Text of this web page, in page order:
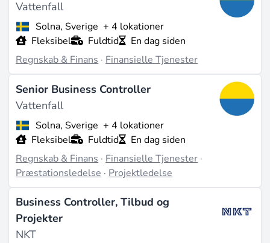
Vattenfall
Solna, Sverige + 4 lokationer
Fleksibel
Fuldtid
En dag siden
Regnskab & Finans · Finansielle Tjenester
Senior Business Controller
Vattenfall
Solna, Sverige + 4 lokationer
Fleksibel
Fuldtid
En dag siden
Regnskab & Finans · Finansielle Tjenester ·
Præstationsledelse · Projektledelse
Business Controller, Tilbud og
Projekter
NKT